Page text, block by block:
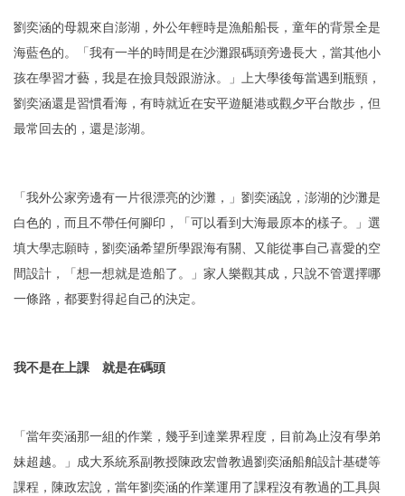
劉奕涵的母親來自澎湖，外公年輕時是漁船船長，童年的背景全是
海藍色的。「我有一半的時間是在沙灘跟碼頭旁邊長大，當其他小
孩在學習才藝，我是在撿貝殼跟游泳。」上大學後每當遇到瓶頸，
劉奕涵還是習慣看海，有時就近在安平遊艇港或觀夕平台散步，但
最常回去的，還是澎湖。
「我外公家旁邊有一片很漂亮的沙灘，」劉奕涵說，澎湖的沙灘是
白色的，而且不帶任何腳印，「可以看到大海最原本的樣子。」選
填大學志願時，劉奕涵希望所學跟海有關、又能從事自己喜愛的空
間設計，「想一想就是造船了。」家人樂觀其成，只說不管選擇哪
一條路，都要對得起自己的決定。
我不是在上課 就是在碼頭
「當年奕涵那一組的作業，幾乎到達業界程度，目前為止沒有學弟
妹超越。」成大系統系副教授陳政宏曾教過劉奕涵船舶設計基礎等
課程，陳政宏說，當年劉奕涵的作業運用了課程沒有教過的工具與